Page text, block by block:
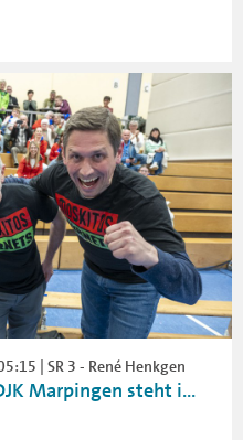
| SR 3 - René Henkgen
Marpingen steht i...